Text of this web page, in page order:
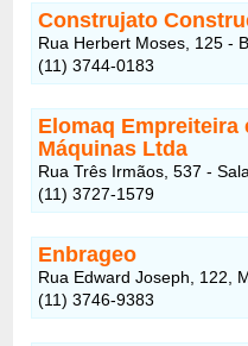
Construjato
Rua Herbert Moses, 125 -
(11) 3744-0183
Elomaq Empreiteira
Máquinas Ltda
Rua Três Irmãos, 537 -
(11) 3727-1579
Enbrageo
Rua Edward Joseph, 122,
(11) 3746-9383